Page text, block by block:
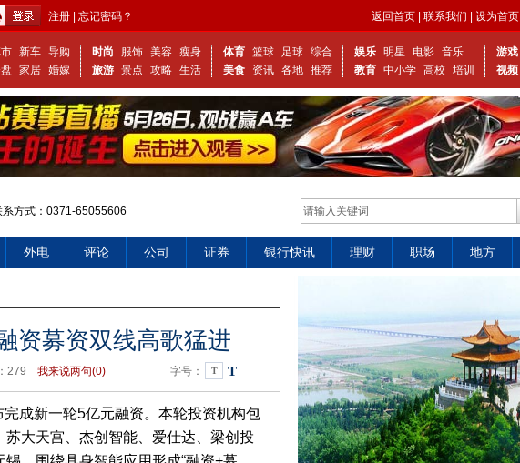
注册 忘记密码？ 返回首页 联系我们 设为首页
新车 导购
家居 婚嫁
时尚 服饰 美容 瘦身
旅游 景点 攻略 生活
体育 篮球 足球 综合
美食
资讯 各地 推荐
娱乐 明星 电影 音乐
教育 中小学 高校 培训
游戏
视频
系方式：0371-65055606
外电 评论 公司 证券 银行快讯 理财 职场 地方
资募资双线高歌猛进
279 我来说两句(0) 字号： T T
成新一轮5亿元融资。本轮投资机构包
大天宫、杰创智能、爱仕达、梁创投